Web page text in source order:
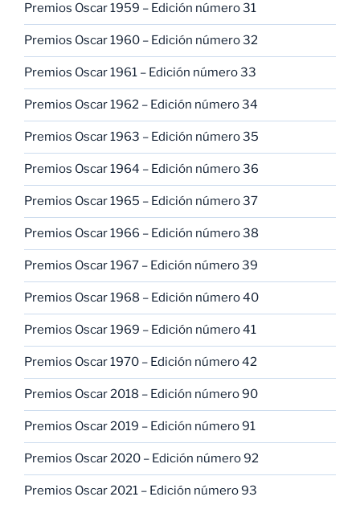
Premios Oscar 1959 – Edición número 31
Premios Oscar 1960 – Edición número 32
Premios Oscar 1961 – Edición número 33
Premios Oscar 1962 – Edición número 34
Premios Oscar 1963 – Edición número 35
Premios Oscar 1964 – Edición número 36
Premios Oscar 1965 – Edición número 37
Premios Oscar 1966 – Edición número 38
Premios Oscar 1967 – Edición número 39
Premios Oscar 1968 – Edición número 40
Premios Oscar 1969 – Edición número 41
Premios Oscar 1970 – Edición número 42
Premios Oscar 2018 – Edición número 90
Premios Oscar 2019 – Edición número 91
Premios Oscar 2020 – Edición número 92
Premios Oscar 2021 – Edición número 93